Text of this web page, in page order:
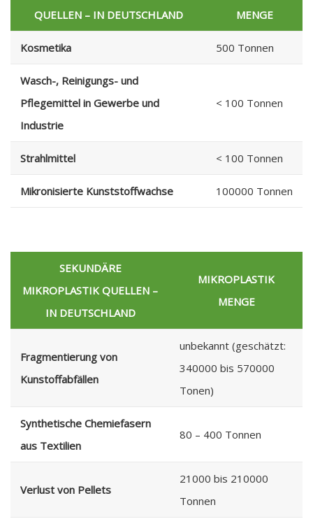
QUELLEN – IN DEUTSCHLAND
MENGE
Kosmetika 500 Tonnen
Wasch-, Reinigungs- und
Pflegemittel in Gewerbe und
Industrie
< 100 Tonnen
Strahlmittel < 100 Tonnen
Mikronisierte Kunststoffwachse 100000 Tonnen
SEKUNDÄRE
MIKROPLASTIK QUELLEN –
IN DEUTSCHLAND
MIKROPLASTIK
MENGE
Fragmentierung von
Kunstoffabfällen
unbekannt (geschätzt:
340000 bis 570000
Tonen)
Synthetische Chemiefasern
aus Textilien
80 – 400 Tonnen
Verlust von Pellets
21000 bis 210000
Tonnen